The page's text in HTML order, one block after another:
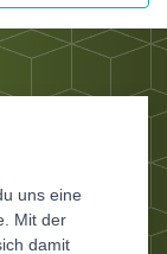
uns eine
Mit der
damit